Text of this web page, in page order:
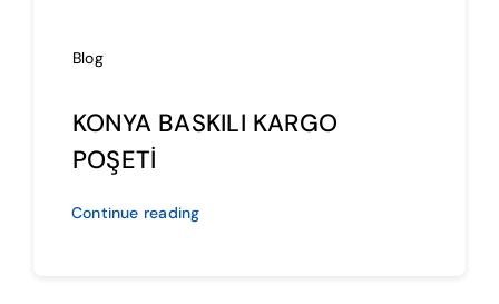
Blog
KONYA BASKILI KARGO
POŞETİ
Continue reading